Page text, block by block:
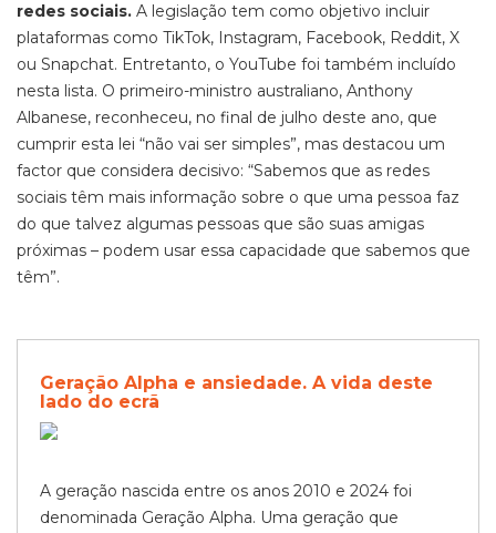
redes sociais. A legislação tem como objetivo incluir
plataformas como TikTok, Instagram, Facebook, Reddit, X
ou Snapchat. Entretanto, o YouTube foi também incluído
nesta lista. O primeiro-ministro australiano, Anthony
Albanese, reconheceu, no final de julho deste ano, que
cumprir esta lei “não vai ser simples”, mas destacou um
factor que considera decisivo: “Sabemos que as redes
sociais têm mais informação sobre o que uma pessoa faz
do que talvez algumas pessoas que são suas amigas
próximas – podem usar essa capacidade que sabemos que
têm”.
Geração Alpha e ansiedade. A vida deste
lado do ecrã
A geração nascida entre os anos 2010 e 2024 foi
denominada Geração Alpha. Uma geração que